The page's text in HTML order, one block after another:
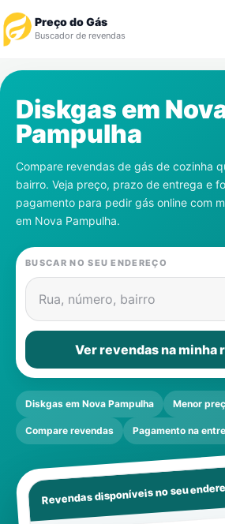
Preço do Gás
Buscador de revendas
Revendedor
Notícias
Cadastre-se
Gás
Contatos
Diskgas em
Pampulha
Compare revendas de gás de cozinha
bairro. Veja preço, prazo de entrega e
pagamento para pedir gás online com
em Nova Pampulha.
BUSCAR NO SEU ENDEREÇO
Rua, número, bairro
Ver revendas na minha
Diskgas em Nova Pampulha Menor
Compare revendas Pagamento na
Revendas disponíveis no seu